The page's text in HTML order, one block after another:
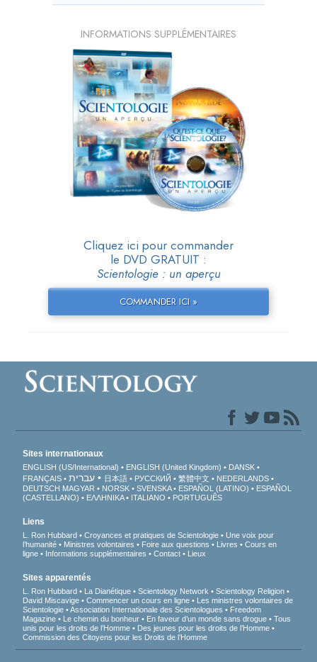
INFORMATIONS SUPPLÉMENTAIRES
Cliquez ici pour commander
le DVD GRATUIT :
Scientologie : un aperçu
COMMANDER ICI »
Sites internationaux
ENGLISH (US/International) ENGLISH (United Kingdom)
DANSK
FRANÇAIS
עברית 日本語 РУССКИЙ 繁體中文
NEDERLANDS
DEUTSCH MAGYAR NORSK SVENSKA ESPAÑOL (LATINO)
ESPAÑOL
(CASTELLANO)
ΕΛΛΗΝΙΚA ITALIANO PORTUGUÊS
Liens
L. Ron Hubbard Croyances et pratiques de Scientologie
Une voix pour
l’humanité
Ministres volontaires Foire aux questions Livres
Cours en
ligne
Informations supplémentaires Contact Lieux
Sites apparentés
L. Ron Hubbard La Dianétique Scientology Network
Scientology Religion
David Miscavige
Commencer un cours en ligne
Les ministres volontaires de
Scientologie
Association Internationale des Scientologues
Freedom
Magazine
Le chemin du bonheur En faveur d’un monde sans drogue
Tous
unis pour les droits de l’Homme
Des jeunes pour les droits de l’Homme
Commission des Citoyens pour les Droits de l’Homme